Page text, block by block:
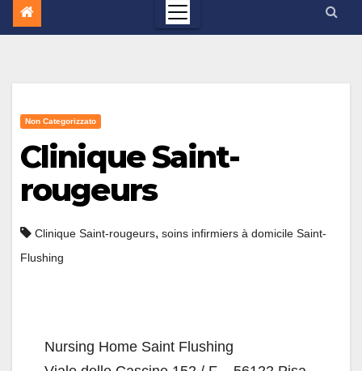
Non Categorizzato
Clinique Saint-
rougeurs
Clinique Saint-rougeurs, soins infirmiers à domicile Saint-
Flushing
Nursing Home Saint Flushing